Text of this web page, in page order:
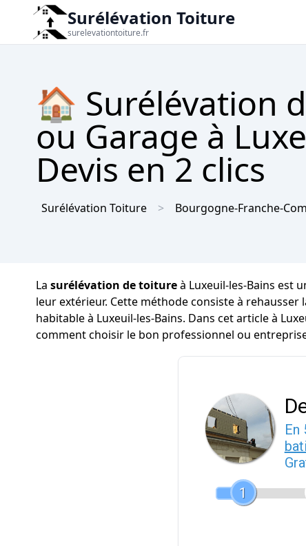
Surélévation Toiture
surelevationtoiture.fr
🏠 Surélévation
ou Garage à
Devis en 2 clics
Surélévation Toiture Bourgogne-Franche-
La surélévation de toitureà Luxeuil-les-Bains est
leur extérieur. Cette méthode consiste à
habitable à Luxeuil-les-Bains. Dans cet article à
comment choisir le bon professionnel ou
En
1